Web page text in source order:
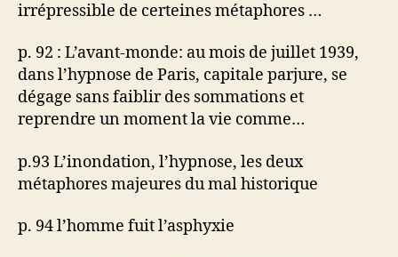
irrépressible de certeines métaphores …
p. 92 : L’avant-monde: au mois de juillet 1939,
dans l’hypnose de Paris, capitale parjure, se
dégage sans faiblir des sommations et
reprendre un moment la vie comme…
p.93 L’inondation, l’hypnose, les deux
métaphores majeures du mal historique
p. 94 l’homme fuit l’asphyxie